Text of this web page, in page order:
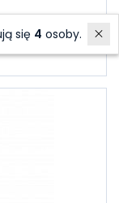
się 4 osoby.